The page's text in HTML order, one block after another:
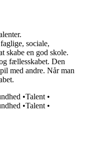
sociale,
skabe en god skole.
fællesskabet. Den
med andre. Når man
•Talent •
•Talent •